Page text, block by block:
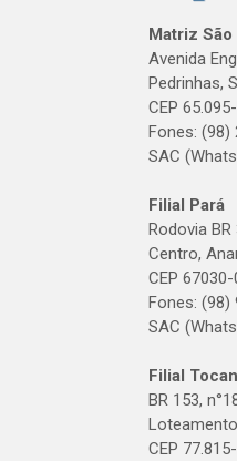
Matriz
Avenida
Pedrinhas,
CEP
Fones: (98)
SAC
Filial Pará
Rodovia BR
Centro,
CEP 67030-
Fones: (98)
SAC
Filial
BR 153,
CEP